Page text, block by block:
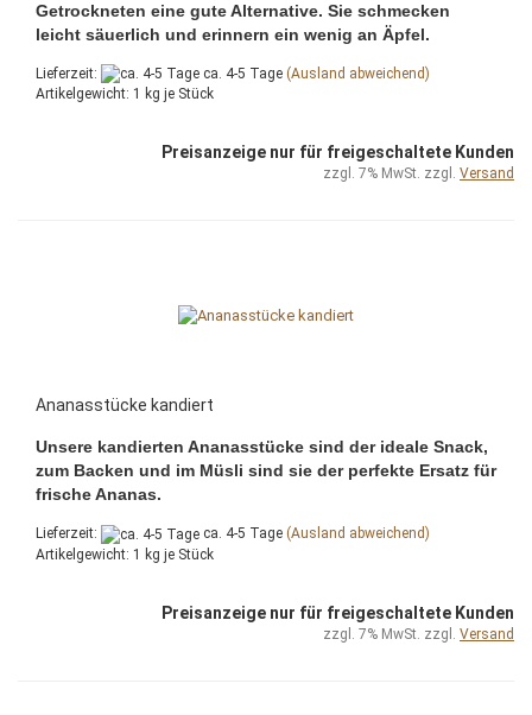
Getrockneten eine gute Alternative. Sie schmecken
leicht säuerlich und erinnern ein wenig an Äpfel.
Lieferzeit: ca. 4-5 Tage (Ausland abweichend)
Artikelgewicht: 1 kg je Stück
Preisanzeige nur für freigeschaltete Kunden
zzgl. 7% MwSt. zzgl. Versand
Ananasstücke kandiert
Unsere kandierten Ananasstücke sind der ideale Snack,
zum Backen und im Müsli sind sie der perfekte Ersatz für
frische Ananas.
Lieferzeit: ca. 4-5 Tage (Ausland abweichend)
Artikelgewicht: 1 kg je Stück
Preisanzeige nur für freigeschaltete Kunden
zzgl. 7% MwSt. zzgl. Versand